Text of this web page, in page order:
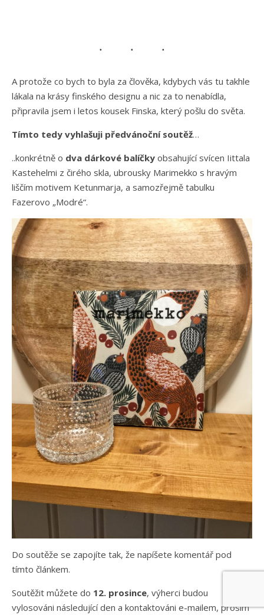
A protože co bych to byla za člověka, kdybych vás tu takhle
lákala na krásy finského designu a nic za to nenabídla,
připravila jsem i letos kousek Finska, který pošlu do světa.
Tímto tedy vyhlašuji předvánoční soutěž…
..konkrétně o dva dárkové balíčky obsahující svícen Iittala
Kastehelmi z čirého skla, ubrousky Marimekko s hravým
liščím motivem Ketunmarja, a samozřejmě tabulku
Fazerovo „Modré“.
Do soutěže se zapojíte tak, že napíšete komentář pod
tímto článkem.
Soutěžit můžete do 12. prosince, výherci budou
vylosováni následující den a kontaktováni e-mailem, prosím